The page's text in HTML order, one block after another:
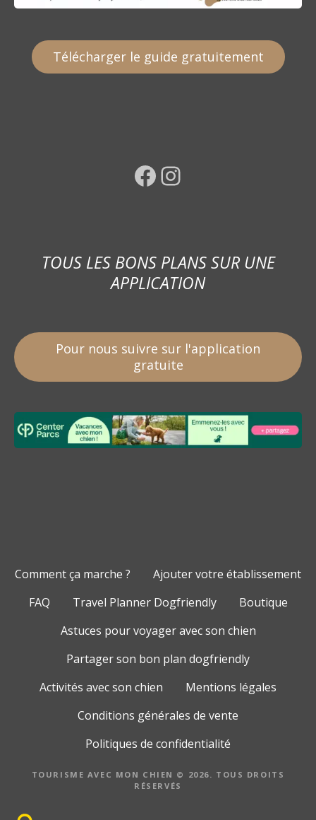
Télécharger le guide gratuitement
Facebook Instagram
TOUS LES BONS PLANS SUR UNE
APPLICATION
Pour nous suivre sur l'application
gratuite
Comment ça marche ?
Ajouter votre établissement
FAQ
Travel Planner Dogfriendly
Boutique
Astuces pour voyager avec son chien
Partager son bon plan dogfriendly
Activités avec son chien
Mentions légales
Conditions générales de vente
Politiques de confidentialité
TOURISME AVEC MON CHIEN © 2026. TOUS DROITS
RÉSERVÉS